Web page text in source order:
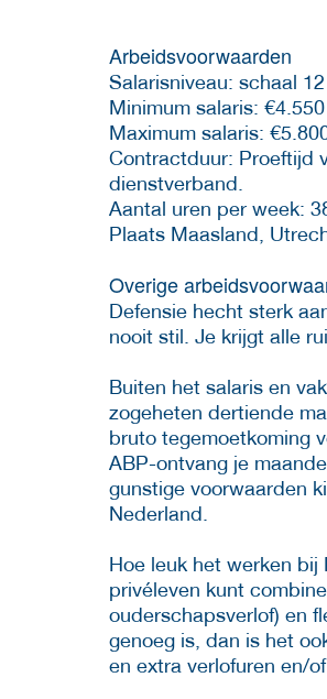
Arbeidsvoorwaarden
Salarisniveau: schaal 12
Minimum salaris:
Maximum salaris:
Contractduur: Proeftijd
dienstverband.
Aantal uren per week:
Plaats Maasland,
Overige
Defensie hecht sterk
nooit stil. Je krijgt alle
Buiten het salaris en
zogeheten dertiende
bruto tegemoetkoming
ABP-ontvang je
gunstige voorwaarden
Nederland.
Hoe leuk het werken
privéleven kunt
ouderschapsverlof) en
genoeg is, dan is het
en extra verlofuren en/